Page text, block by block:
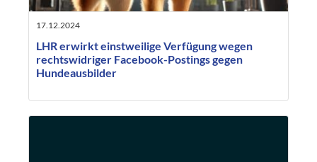
17.12.2024
LHR erwirkt einstweilige Verfügung wegen
rechtswidriger Facebook-Postings gegen
Hundeausbilder